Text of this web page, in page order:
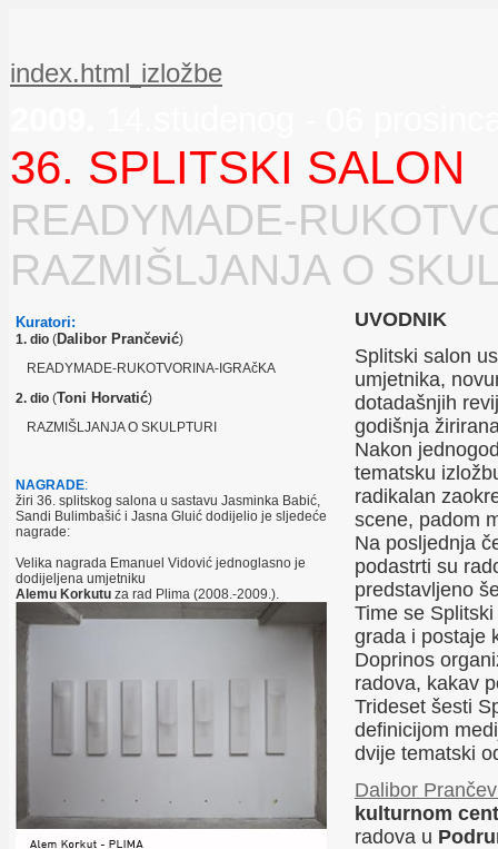
index.html izložbe
36. SPLITSKI SALON
READYMADE-
RAZMIŠLJANJA O
Kuratori:
1. dio (Dalibor Prančević)
READYMADE-RUKOTVORINA-IGRAčKA
2. dio (Toni Horvatić)
RAZMIŠLJANJA O SKULPTURI
NAGRADE:
žiri 36. splitskog salona u sastavu Jasminka Babić,
Sandi Bulimbašić i Jasna Gluić dodijelio je sljedeće
nagrade:
Velika nagrada Emanuel Vidović jednoglasno je
dodijeljena umjetniku
Alemu Korkutu za rad Plima (2008.-2009.).
UVODNIK
Splitski salon
umjetnika,
dotadašnjih
godišnja
Nakon
tematsku
radikalan
scene, padom
Na posljednja
podastrti su
predstavljeno
Time se
grada i postaje
Doprinos
radova, kakav
Trideset šesti
definicijom
dvije tematski
Dalibor
kulturnom
radova u